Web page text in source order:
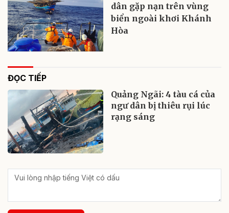
dân gặp nạn trên vùng
biển ngoài khơi Khánh
Hòa
ĐỌC TIẾP
Quảng Ngãi: 4 tàu cá của
ngư dân bị thiêu rụi lúc
rạng sáng